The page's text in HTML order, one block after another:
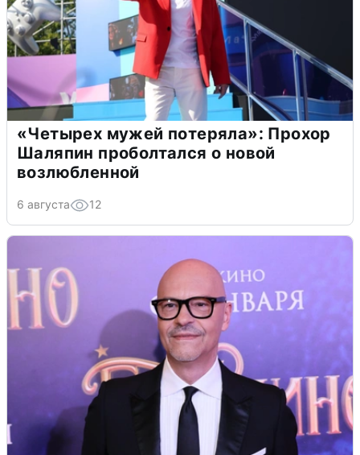
«Четырех мужей потеряла»: Прохор
Шаляпин проболтался о новой
возлюбленной
6 августа 12